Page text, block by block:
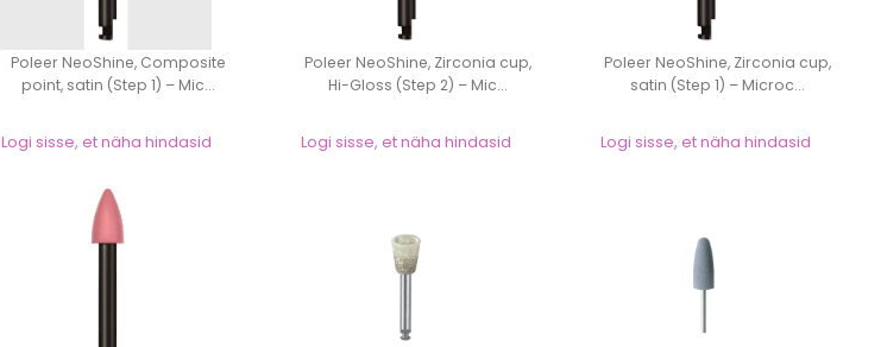
Poleer NeoShine, Composite
point, satin (Step 1) – Mic...
Logi sisse, et näha hindasid
Poleer NeoShine, Zirconia cup,
Hi-Gloss (Step 2) – Mic...
Logi sisse, et näha hindasid
Poleer NeoShine, Zirconia cup,
satin (Step 1) – Microc...
Logi sisse, et näha hindasid